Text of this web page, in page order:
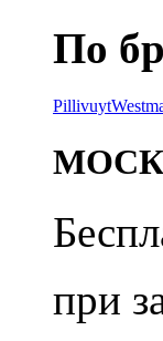
По
Pillivuyt
при